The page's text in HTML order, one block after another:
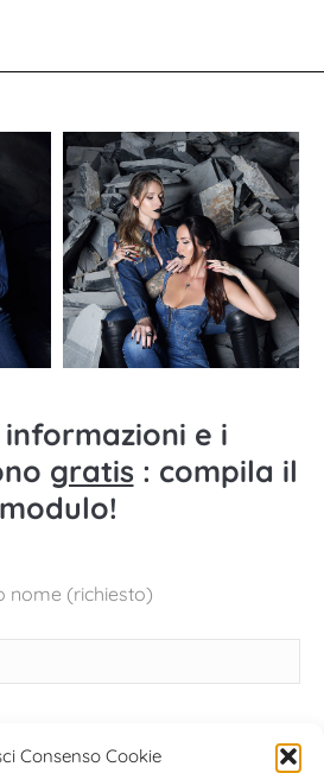
Consenso Cookie
e i
gratis: compila il
modulo!
nome (richiesto)